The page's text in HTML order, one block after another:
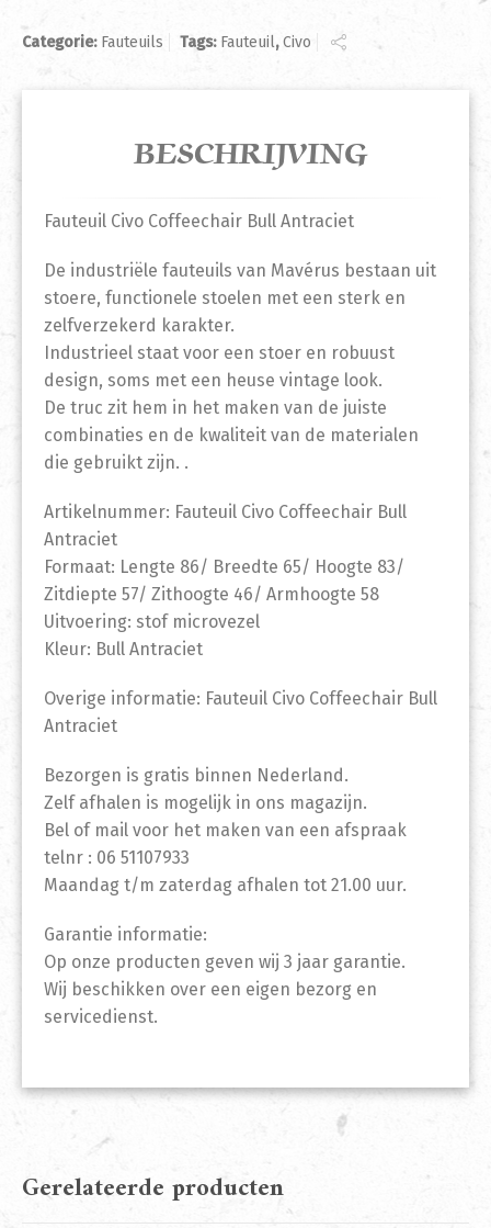
Categorie: Fauteuils Tags: Fauteuil,Civo
BESCHRIJVING
Fauteuil Civo Coffeechair Bull Antraciet
De industriële fauteuils van Mavérus bestaan uit
stoere, functionele stoelen met een sterk en
zelfverzekerd karakter.
Industrieel staat voor een stoer en robuust
design, soms met een heuse vintage look.
De truc zit hem in het maken van de juiste
combinaties en de kwaliteit van de materialen
die gebruikt zijn. .
Artikelnummer: Fauteuil Civo Coffeechair Bull
Antraciet
Formaat: Lengte 86/ Breedte 65/ Hoogte 83/
Zitdiepte 57/ Zithoogte 46/ Armhoogte 58
Uitvoering: stof microvezel
Kleur: Bull Antraciet
Overige informatie: Fauteuil Civo Coffeechair Bull
Antraciet
Bezorgen is gratis binnen Nederland.
Zelf afhalen is mogelijk in ons magazijn.
Bel of mail voor het maken van een afspraak
telnr : 06 51107933
Maandag t/m zaterdag afhalen tot 21.00 uur.
Garantie informatie:
Op onze producten geven wij 3 jaar garantie.
Wij beschikken over een eigen bezorg en
servicedienst.
Gerelateerde producten